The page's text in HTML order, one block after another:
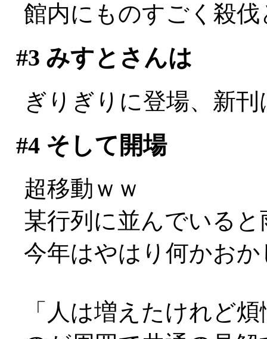
館内にものすごく殺
#3 みすとさんは
ぎりぎりに登場、新
#4そして開場
超移動ｗｗ
某行列に並んでいる
今年はやはり何かお
「人は増えたけれど